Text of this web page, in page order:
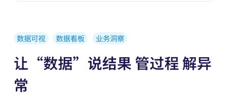
数据可视 数据看板 业务洞察
让“数据”说结果 管过程 解异
常